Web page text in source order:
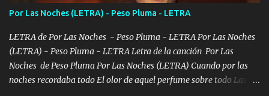
consciente de los followers que mueves? Parcerito, abre los ojos y
ve el poder que tienes Otro chiste malo son los nombres de tus
álbum's "José, vibras colores con la energía del diablo " ¿Si ...
Por Las Noches (LETRA) - Peso Pluma - LETRA
LETRA de Por Las Noches - Peso Pluma - LETRA Por Las Noches
(LETRA) - Peso Pluma - LETRA Letra de la canción Por Las
Noches de Peso Pluma Por Las Noches (LETRA) Cuando por las
noches recordaba todo El olor de aquel perfume sobre todo Las